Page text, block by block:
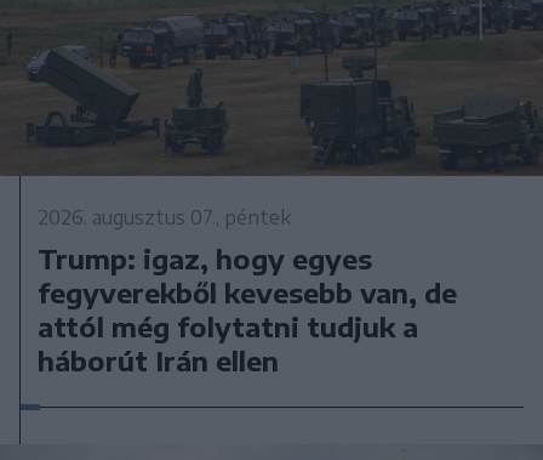
2026. augusztus 07., péntek
Trump: igaz, hogy egyes
fegyverekből kevesebb van, de
attól még folytatni tudjuk a
háborút Irán ellen